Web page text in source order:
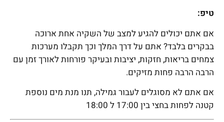
טיפ:
אם אתם יכולים להגיע למצב של השקיה אחת ארוכה
בבקרים בלבד? אתם על דרך המלך וכך תקבלו מערכות
צמחים בריאות, חזקות, יציבות ובעיקר פורחות לאורך זמן עם
הרבה הרבה פחות מזיקים.
אם אתם לא מסוגלים לעבור גמילה, תנו מנת מים נוספת
קטנה לפחות בחצי בין 17:00 ל 18:00